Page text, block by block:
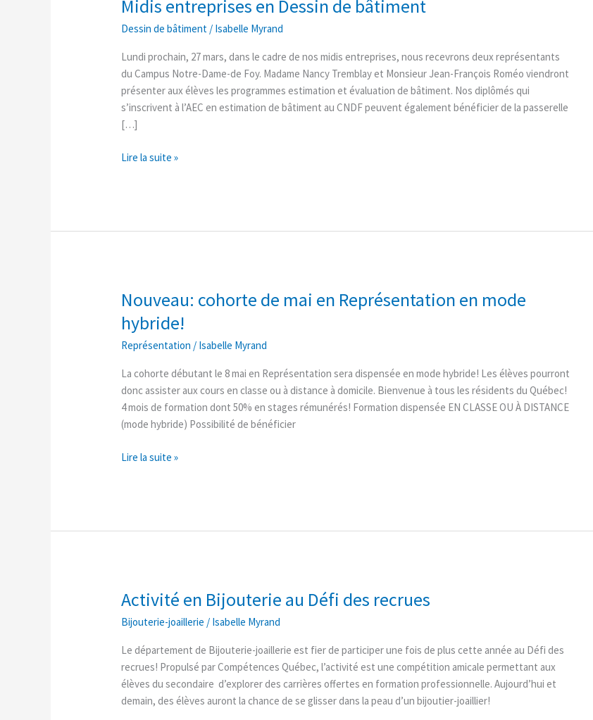
Midis entreprises en Dessin de bâtiment
Dessin de bâtiment / Isabelle Myrand
Lundi prochain, 27 mars, dans le cadre de nos midis entreprises, nous recevrons deux représentants
du Campus Notre-Dame-de Foy. Madame Nancy Tremblay et Monsieur Jean-François Roméo viendront
présenter aux élèves les programmes estimation et évaluation de bâtiment. Nos diplômés qui
s’inscrivent à l’AEC en estimation de bâtiment au CNDF peuvent également bénéficier de la passerelle
[…]
en
Dessin
de
bâtiment
Lire la suite »
Nouveau: cohorte de mai en Représentation en mode
hybride!
Représentation / Isabelle Myrand
La cohorte débutant le 8 mai en Représentation sera dispensée en mode hybride! Les élèves pourront
donc assister aux cours en classe ou à distance à domicile. Bienvenue à tous les résidents du Québec!
4 mois de formation dont 50% en stages rémunérés! Formation dispensée EN CLASSE OU À DISTANCE
(mode hybride) Possibilité de bénéficier
Nouveau:
de
mai
Représentation
en
mode
hybride!
Lire la suite »
Activité en Bijouterie au Défi des recrues
Bijouterie-joaillerie / Isabelle Myrand
Le département de Bijouterie-joaillerie est fier de participer une fois de plus cette année au Défi des
recrues! Propulsé par Compétences Québec, l’activité est une compétition amicale permettant aux
élèves du secondaire d’explorer des carrières offertes en formation professionnelle. Aujourd’hui et
demain, des élèves auront la chance de se glisser dans la peau d’un bijoutier-joaillier!
Activité
Bijouterie
au
Défi
des
recrues